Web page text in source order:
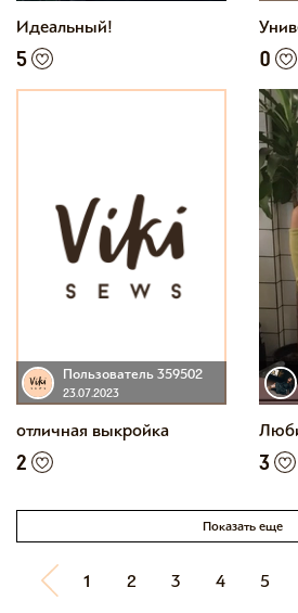
Идеальный!
5 0
Пользователь 359502
23.07.2023
отличная выкройка
2 3
Показать еще
1 2 3 4 5